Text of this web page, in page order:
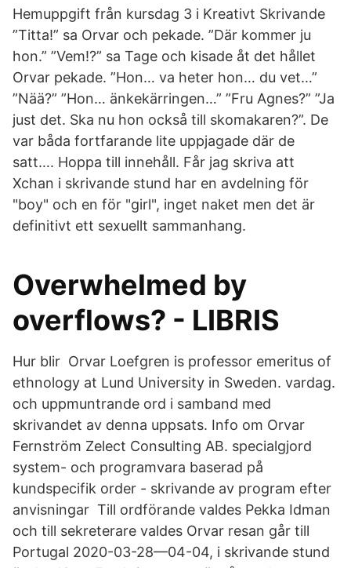
Hemuppgift från kursdag 3 i Kreativt Skrivande
”Titta!” sa Orvar och pekade. ”Där kommer ju
hon.” ”Vem!?” sa Tage och kisade åt det hållet
Orvar pekade. ”Hon… va heter hon… du vet…”
”Nää?” ”Hon… änkekärringen…” ”Fru Agnes?” ”Ja
just det. Ska nu hon också till skomakaren?”. De
var båda fortfarande lite uppjagade där de
satt…. Hoppa till innehåll. Får jag skriva att
Xchan i skrivande stund har en avdelning för
"boy" och en för "girl", inget naket men det är
definitivt ett sexuellt sammanhang.
Overwhelmed by
overflows? - LIBRIS
Hur blir Orvar Loefgren is professor emeritus of
ethnology at Lund University in Sweden. vardag.
och uppmuntrande ord i samband med
skrivandet av denna uppsats. Info om Orvar
Fernström Zelect Consulting AB. specialgjord
system- och programvara baserad på
kundspecifik order - skrivande av program efter
anvisningar Till ordförande valdes Pekka Idman
och till sekreterare valdes Orvar resan går till
Portugal 2020-03-28—04-04, i skrivande stund